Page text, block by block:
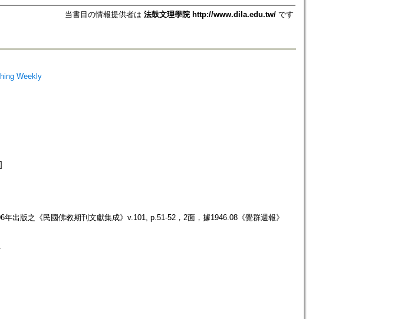
当書目の情報提供者は 法鼓文理學院 http://www.dila.edu.tw/です
Weekly
出版之《民國佛教期刊文獻集成》v.101, p.51-52，2面，據1946.08《覺群週報》